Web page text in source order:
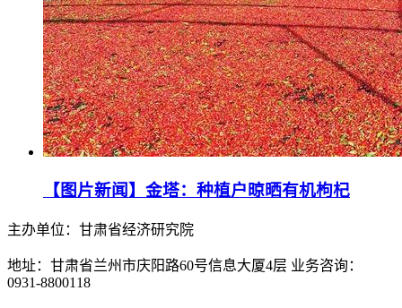
【图片新闻】金塔：种植户晾晒有机枸杞
主办单位：甘肃省经济研究院
地址：甘肃省兰州市庆阳路60号信息大厦4层 业务咨询：
0931-8800118